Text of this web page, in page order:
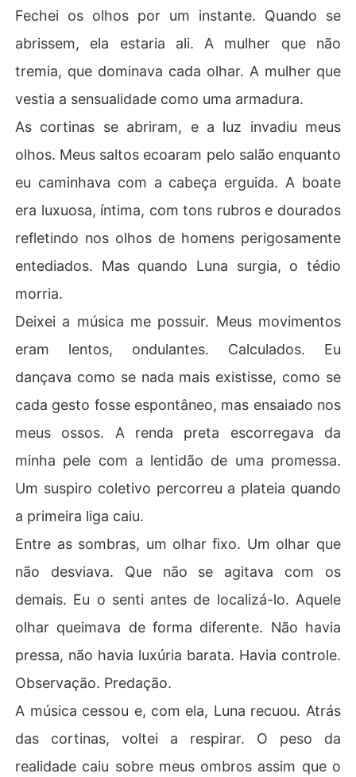
Fechei os olhos por um instante. Quando se
abrissem, ela estaria ali. A mulher que não
tremia, que dominava cada olhar. A mulher que
vestia a sensualidade como uma armadura.
As cortinas se abriram, e a luz invadiu meus
olhos. Meus saltos ecoaram pelo salão enquanto
eu caminhava com a cabeça erguida. A boate
era luxuosa, íntima, com tons rubros e dourados
refletindo nos olhos de homens perigosamente
entediados. Mas quando Luna surgia, o tédio
morria.
Deixei a música me possuir. Meus movimentos
eram lentos, ondulantes. Calculados. Eu
dançava como se nada mais existisse, como se
cada gesto fosse espontâneo, mas ensaiado nos
meus ossos. A renda preta escorregava da
minha pele com a lentidão de uma promessa.
Um suspiro coletivo percorreu a plateia quando
a primeira liga caiu.
Entre as sombras, um olhar fixo. Um olhar que
não desviava. Que não se agitava com os
demais. Eu o senti antes de localizá-lo. Aquele
olhar queimava de forma diferente. Não havia
pressa, não havia luxúria barata. Havia controle.
Observação. Predação.
A música cessou e, com ela, Luna recuou. Atrás
das cortinas, voltei a respirar. O peso da
realidade caiu sobre meus ombros assim que o